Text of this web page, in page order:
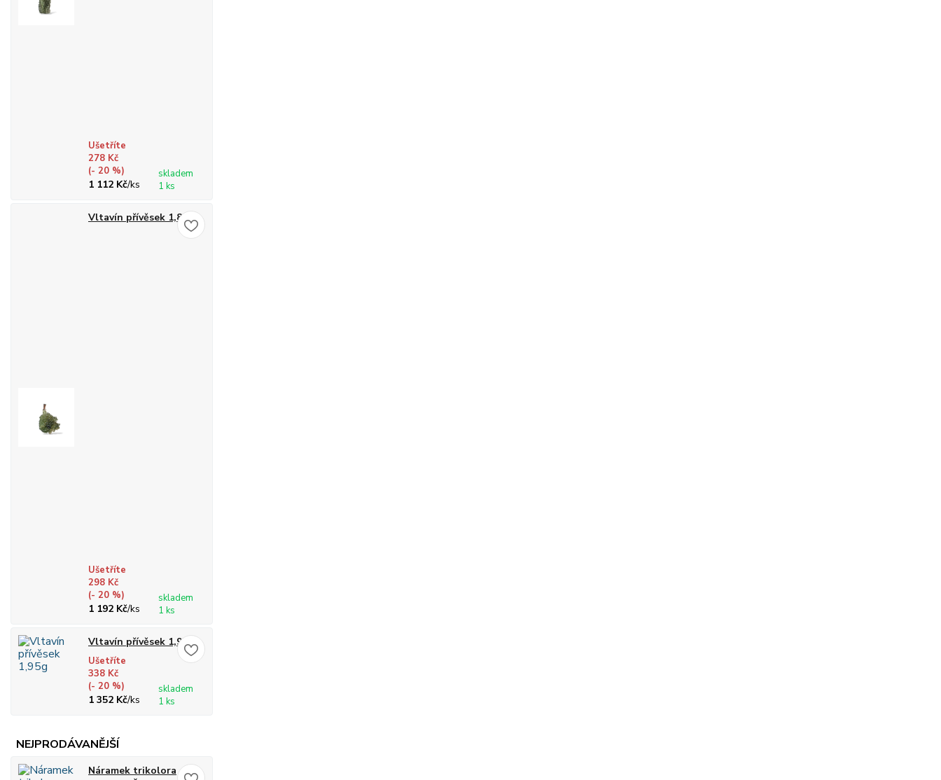
Ušetříte
278 Kč
(- 20 %)
1 112 Kč/ks
skladem
1 ks
Vltavín přívěsek 1,82g
Ušetříte
298 Kč
(- 20 %)
1 192 Kč/ks
skladem
1 ks
Vltavín přívěsek 1,95g
Ušetříte
338 Kč
(- 20 %)
1 352 Kč/ks
skladem
1 ks
NEJPRODÁVANĚJŠÍ
Náramek trikolora